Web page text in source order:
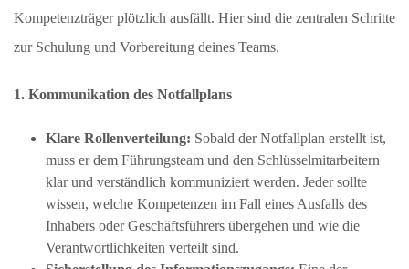
Kompetenzträger plötzlich ausfällt. Hier sind die zentralen Schritte
zur Schulung und Vorbereitung deines Teams.
1. Kommunikation des Notfallplans
Klare Rollenverteilung: Sobald der Notfallplan erstellt ist,
muss er dem Führungsteam und den Schlüsselmitarbeitern
klar und verständlich kommuniziert werden. Jeder sollte
wissen, welche Kompetenzen im Fall eines Ausfalls des
Inhabers oder Geschäftsführers übergehen und wie die
Verantwortlichkeiten verteilt sind.